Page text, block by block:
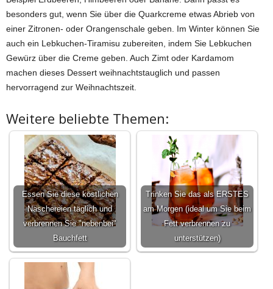
besonders gut, wenn Sie über die Quarkcreme etwas Abrieb von
einer Zitronen- oder Orangenschale geben. Im Winter können Sie
auch ein Lebkuchen-Tiramisu zubereiten, indem Sie Lebkuchen
Gewürz über die Creme geben. Auch Zimt oder Kardamom
machen dieses Dessert weihnachtstauglich und passen
hervorragend zur Weihnachtszeit.
Weitere beliebte Themen:
Essen Sie diese köstlichen
Naschereien täglich und
verbrennen Sie "nebenbei"
Bauchfett
Trinken Sie das als ERSTES
am Morgen (ideal um Sie beim
Fett verbrennen zu
unterstützen)